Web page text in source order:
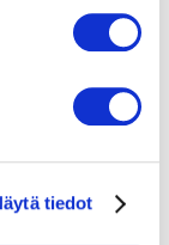
tiedot